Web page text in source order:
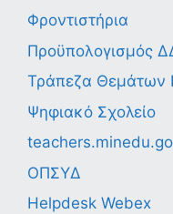
Φροντιστήρια
Προϋπολογισμός
Τράπεζα Θεμάτων
Ψηφιακό Σχολείο
ΟΠΣΥΔ
Helpdesk Webex